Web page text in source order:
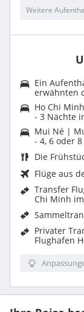
Weitere
Ein
erwähnten
Ho Chi
- 3 Nächte
Mui Né |
- 4, 6 oder
Die
Flüge aus
Transfer
Chi Minh
Privater
Flughafen